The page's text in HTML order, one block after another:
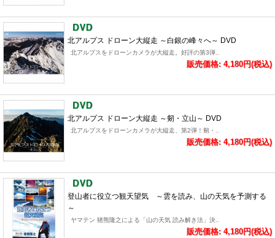
北アルプス ドローン大縦走 ～白銀の峰々へ～ DVD
北アルプスをドローンカメラが大縦走。好評の第3弾..
販売価格: 4,180円(税込)
北アルプス ドローン大縦走 ～剱・立山～ DVD
北アルプスをドローンカメラが大縦走、第2弾！剱・..
販売価格: 4,180円(税込)
登山者に役立つ観天望気 ～雲を読み、山の天気を予測する
～
ヤマテン 猪熊隆之による「山の天気 読み解き法」決..
販売価格: 4,180円(税込)